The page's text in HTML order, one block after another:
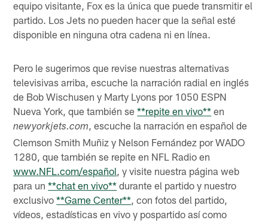
equipo visitante, Fox es la única que puede transmitir el
partido. Los Jets no pueden hacer que la señal esté
disponible en ninguna otra cadena ni en línea.
Pero le sugerimos que revise nuestras alternativas
televisivas arriba, escuche la narración radial en inglés
de Bob Wischusen y Marty Lyons por 1050 ESPN
Nueva York, que también se**repite en vivo** en
newyorkjets.com , escuche la narración en español de
Clemson Smith Muñiz y Nelson Fernández por WADO
1280, que también se repite en NFL Radio en
www.NFL.com/español , y visite nuestra página web
para un**chat en vivo** durante el partido y nuestro
exclusivo**Game Center** , con fotos del partido,
vídeos, estadísticas en vivo y pospartido así como